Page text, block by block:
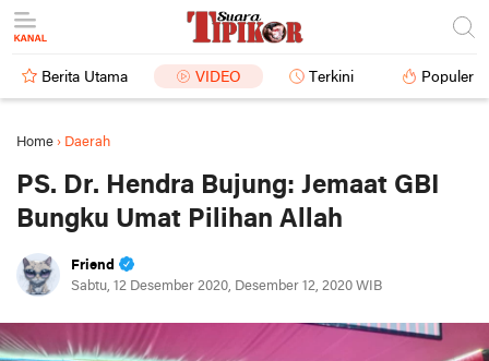
Berita Utama VIDEO Terkini Populer
Home › Daerah
PS. Dr. Hendra Bujung: Jemaat GBI
Bungku Umat Pilihan Allah
Friend
Sabtu, 12 Desember 2020, Desember 12, 2020 WIB